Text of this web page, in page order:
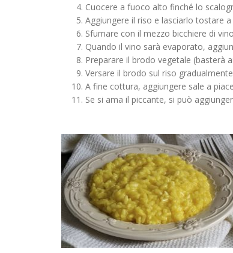
Cuocere a fuoco alto finché lo
Aggiungere il riso e lasciarlo tostare
Sfumare con il mezzo bicchiere di
Quando il vino sarà evaporato,
Preparare il brodo vegetale (basterà
Versare il brodo sul riso
A fine cottura, aggiungere sale a
Se si ama il piccante, si può